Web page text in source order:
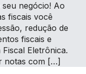
negócio! Ao
fiscais você
redução de
fiscais e
Eletrônica.
notas com […]